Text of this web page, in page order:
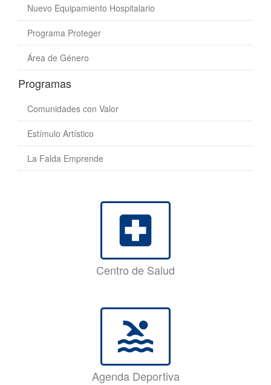
Nuevo Equipamiento Hospitalario
Programa Proteger
Área de Género
Programas
Comunidades con Valor
Estímulo Artístico
La Falda Emprende
local_hospital
Centro de Salud
pool
Agenda Deportiva